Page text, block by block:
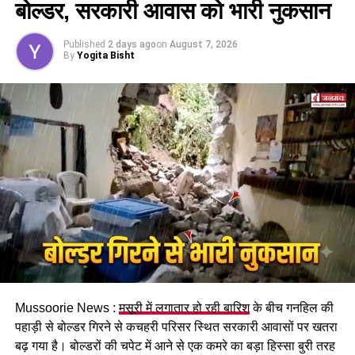
इसके तहत श्रमिकों को हर महीने की 7 तारीख तक वेतन देना
मजदूरी का प्रावधान भी किया गया है।
पढ़े धामी कैबिनेट के प्रमुख फैसले
GST संशोधित अध्यादेश को मंजूरी।
नैनीताल हाईकोर्ट के लिए हल्द्वानी गौलापार में 30 हेक्टेयर जमीन
बोल्डर, सरकारी आवास को भारी नुकसान
Published 2 days agoon August 7, 2026
By Yogita Bisht
Mussoorie News :मसूरी में लगातार हो रही बारिशके बीच गनहिल की
पहाड़ी से बोल्डर गिरने से कचहरी परिसर स्थित सरकारी आवासों पर खतरा
बढ़ गया है। बोल्डरों की चपेट में आने से एक कमरे का बड़ा हिस्सा बुरी तरह